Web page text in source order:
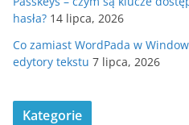
hasła? 14 lipca, 2026
Co zamiast WordPada w
edytory tekstu 7 lipca, 2026
Kategorie